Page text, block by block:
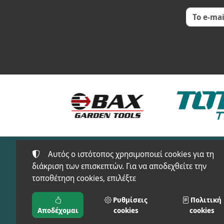
ΜΠΑΞΕΒΑΝΟΣ Φ. & Μ.
FT-
Αυτός ο ιστότοπος χρησιμοποιεί cookies για τη
διάκριση των επισκεπτών. Για να αποδεχθείτε την
τοποθέτηση cookies, επιλέξτε
Αποδέχομαι
Ρυθμίσεις
cookies
Πολιτική
cookies